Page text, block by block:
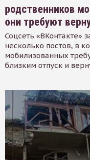
родственников
они требуют
Соцсеть «ВКонтакте»
несколько постов, в
мобилизованных
близким отпуск и